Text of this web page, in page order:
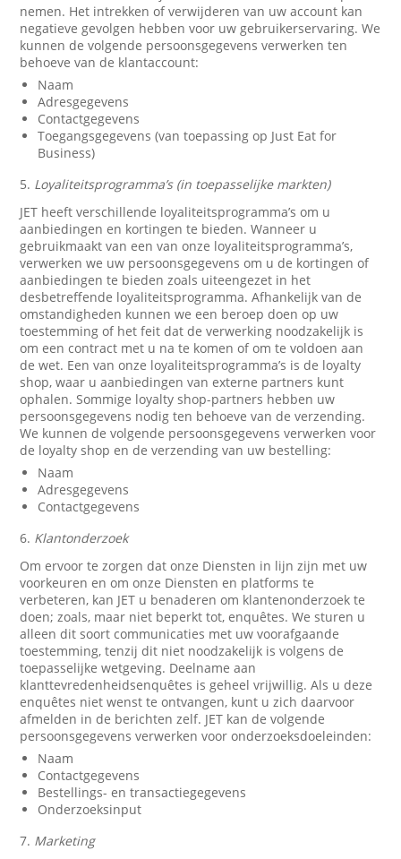
nemen. Het intrekken of verwijderen van uw account kan
negatieve gevolgen hebben voor uw gebruikerservaring. We
kunnen de volgende persoonsgegevens verwerken ten
behoeve van de klantaccount:
Naam
Adresgegevens
Contactgegevens
Toegangsgegevens (van toepassing op Just Eat for
Business)
5. Loyaliteitsprogramma’s (in toepasselijke markten)
JET heeft verschillende loyaliteitsprogramma’s om u
aanbiedingen en kortingen te bieden. Wanneer u
gebruikmaakt van een van onze loyaliteitsprogramma’s,
verwerken we uw persoonsgegevens om u de kortingen of
aanbiedingen te bieden zoals uiteengezet in het
desbetreffende loyaliteitsprogramma. Afhankelijk van de
omstandigheden kunnen we een beroep doen op uw
toestemming of het feit dat de verwerking noodzakelijk is
om een contract met u na te komen of om te voldoen aan
de wet. Een van onze loyaliteitsprogramma’s is de loyalty
shop, waar u aanbiedingen van externe partners kunt
ophalen. Sommige loyalty shop-partners hebben uw
persoonsgegevens nodig ten behoeve van de verzending.
We kunnen de volgende persoonsgegevens verwerken voor
de loyalty shop en de verzending van uw bestelling:
Naam
Adresgegevens
Contactgegevens
6. Klantonderzoek
Om ervoor te zorgen dat onze Diensten in lijn zijn met uw
voorkeuren en om onze Diensten en platforms te
verbeteren, kan JET u benaderen om klantenonderzoek te
doen; zoals, maar niet beperkt tot, enquêtes. We sturen u
alleen dit soort communicaties met uw voorafgaande
toestemming, tenzij dit niet noodzakelijk is volgens de
toepasselijke wetgeving. Deelname aan
klanttevredenheidsenquêtes is geheel vrijwillig. Als u deze
enquêtes niet wenst te ontvangen, kunt u zich daarvoor
afmelden in de berichten zelf. JET kan de volgende
persoonsgegevens verwerken voor onderzoeksdoeleinden:
Naam
Contactgegevens
Bestellings- en transactiegegevens
Onderzoeksinput
7. Marketing